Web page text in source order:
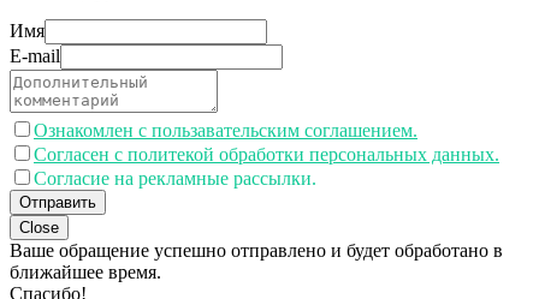
Имя
E-mail
Ознакомлен с пользавательским соглашением.
Согласен с политекой обработки персональных данных.
Согласие на рекламные рассылки.
Отправить
Close
Ваше обращение успешно отправлено и будет обработано в
ближайшее время.
Спасибо!